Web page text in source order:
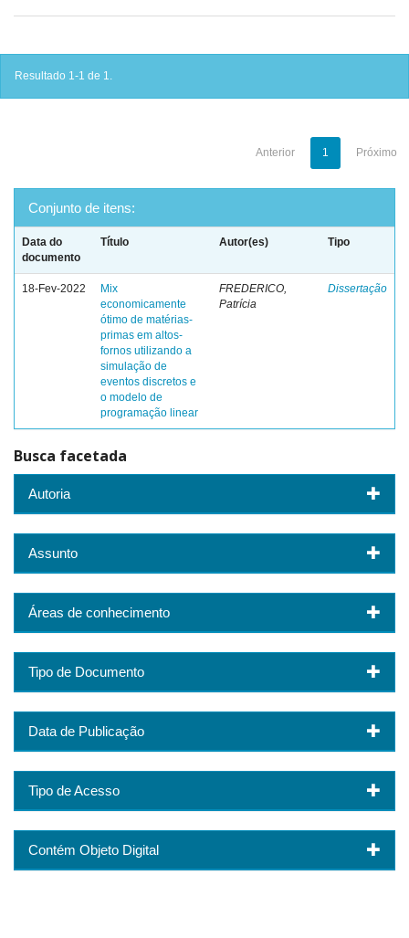
Resultado 1-1 de 1.
Anterior 1 Próximo
Conjunto de itens:
Data do
documento
Título Autor(es) Tipo
18-Fev-2022
Mix
economicamente
ótimo de matérias-
primas em altos-
fornos utilizando a
simulação de
eventos discretos e
o modelo de
programação linear
FREDERICO,
Patrícia
Dissertação
Busca facetada
Autoria
Assunto
Áreas de conhecimento
Tipo de Documento
Data de Publicação
Tipo de Acesso
Contém Objeto Digital